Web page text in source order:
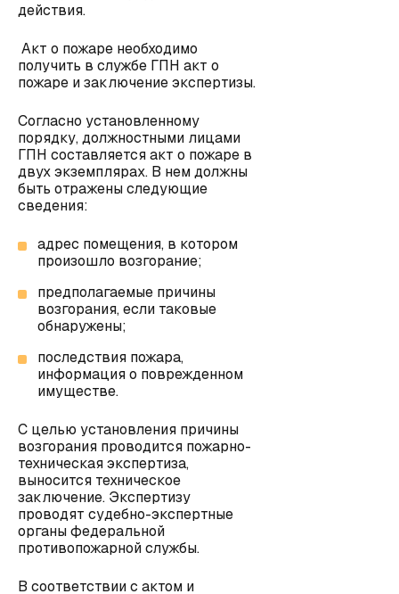
действия.
Акт о пожаре необходимо
получить в службе ГПН акт о
пожаре и заключение экспертизы.
Согласно установленному
порядку, должностными лицами
ГПН составляется акт о пожаре в
двух экземплярах. В нем должны
быть отражены следующие
сведения:
адрес помещения, в котором
произошло возгорание;
предполагаемые причины
возгорания, если таковые
обнаружены;
последствия пожара,
информация о поврежденном
имуществе.
С целью установления причины
возгорания проводится пожарно-
техническая экспертиза,
выносится техническое
заключение. Экспертизу
проводят судебно-экспертные
органы федеральной
противопожарной службы.
В соответствии с актом и